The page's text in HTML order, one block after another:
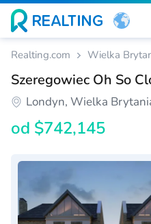
Realting.com Wielka
Szeregowiec Oh So
Londyn, Wielka
od $742,145